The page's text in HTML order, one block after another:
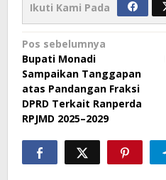
Ikuti Kami Pada
Navigasi
pos
Pos sebelumnya
Bupati Monadi
Sampaikan Tanggapan
atas Pandangan Fraksi
DPRD Terkait Ranperda
RPJMD 2025–2029